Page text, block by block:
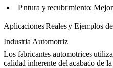
Pintura y recubrimiento:
Aplicaciones Reales y Ejemplos
Industria Automotriz
Los fabricantes automotrices
calidad inherente del acabado de